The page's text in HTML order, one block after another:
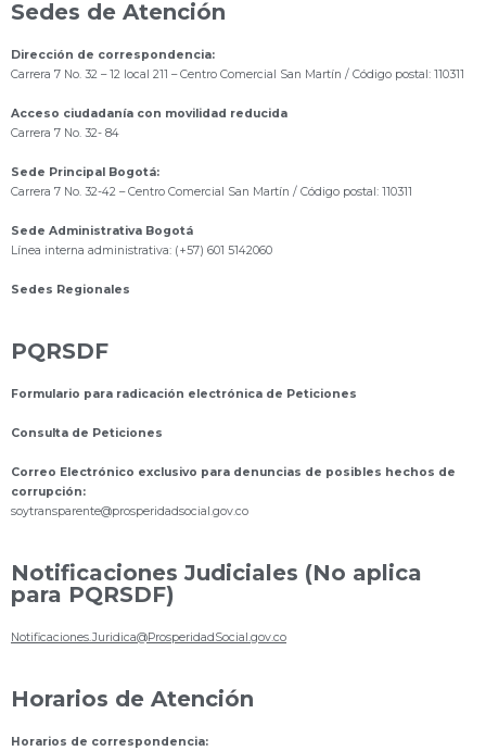
Sedes de Atención
Dirección de correspondencia:
Carrera 7 No. 32 – 12 local 211 – Centro Comercial San Martín / Código postal: 110311
Acceso ciudadanía con movilidad reducida
Carrera 7 No. 32- 84
Sede Principal Bogotá:
Carrera 7 No. 32-42 – Centro Comercial San Martín / Código postal: 110311
Sede Administrativa Bogotá
Línea interna administrativa: (+57) 601 5142060
Sedes Regionales
PQRSDF
Formulario para radicación electrónica de Peticiones
Consulta de Peticiones
Correo Electrónico exclusivo para denuncias de posibles hechos de
corrupción:
soytransparente@prosperidadsocial.gov.co
Notificaciones Judiciales (No aplica
para PQRSDF)
Notificaciones.Juridica@ProsperidadSocial.gov.co
Horarios de Atención
Horarios de correspondencia: